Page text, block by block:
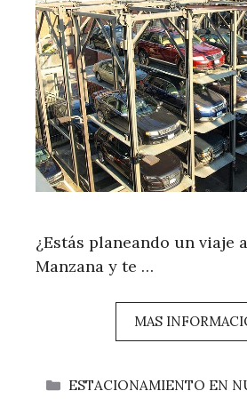
¿Estás planeando un viaje
Manzana y te …
MAS
CATEGORÍAS
ESTACIONAMIENTO EN